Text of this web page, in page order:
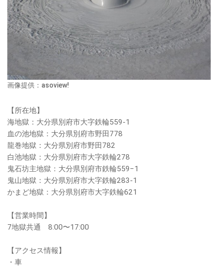
画像提供：asoview!
【所在地】
海地獄：大分県別府市大字鉄輪559-1
血の池地獄：大分県別府市野田778
龍巻地獄：大分県別府市野田782
白池地獄：大分県別府市大字鉄輪278
鬼石坊主地獄：大分県別府市鉄輪559−1
鬼山地獄：大分県別府市大字鉄輪283-1
かまど地獄：大分県別府市大字鉄輪621
【営業時間】
7地獄共通 8:00〜17:00
【アクセス情報】
・車